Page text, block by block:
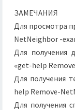
ЗАМЕЧАНИЯ
Для просмотра
NetNeighbor -
Для получения
«get-help
Для получения
help Remove-
Для получения